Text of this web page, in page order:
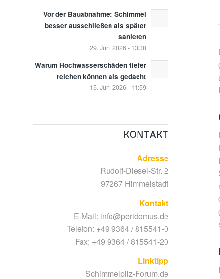
Vor der Bauabnahme: Schimmel
besser ausschließen als später
sanieren
29. Juni 2026 - 13:38
Warum Hochwasserschäden tiefer
reichen können als gedacht
15. Juni 2026 - 11:59
KONTAKT
Adresse
Rudolf-Diesel-Str. 2
97267 Himmelstadt
Kontakt
E-Mail: info@peridomus.de
Telefon: +49 9364 / 815541-0
Fax: +49 9364 / 815541-20
Linktipp
Schimmelpilz-Forum.de